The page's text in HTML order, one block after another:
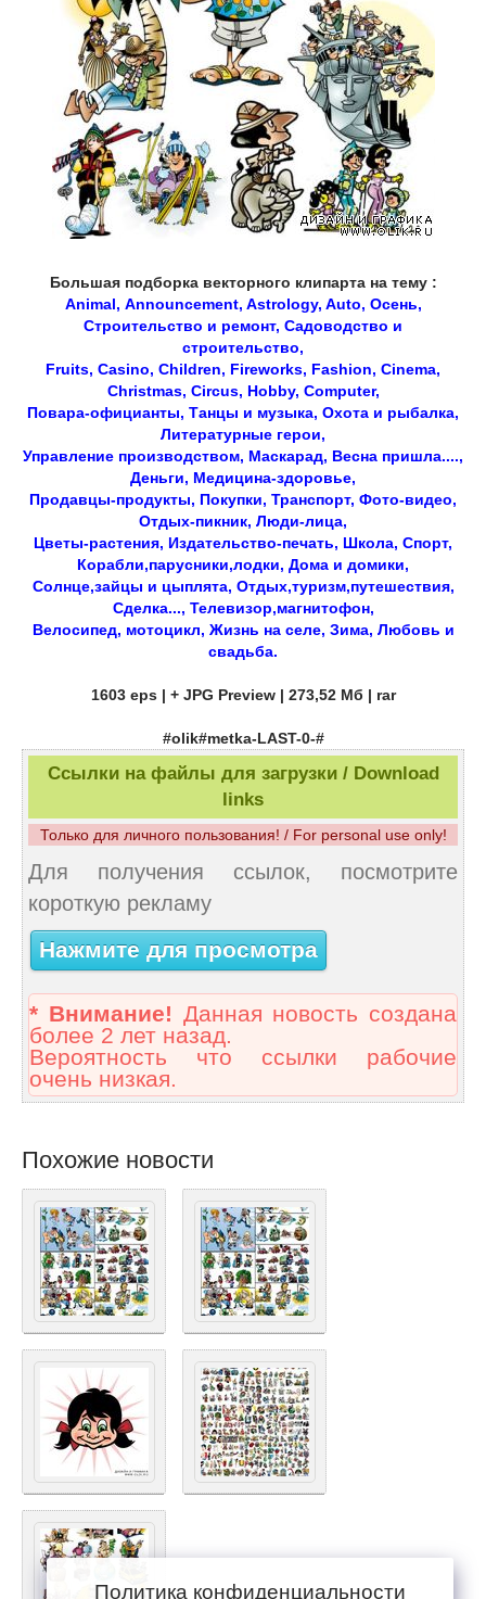
Большая подборка векторного клипарта на тему :
Animal, Аnnouncement, Astrology, Auto, Осень,
Строительство и ремонт, Садоводство и
строительство,
Fruits, Casino, Children, Fireworks, Fashion, Cinema,
Christmas, Circus, Hobby, Computer,
Повара-официанты, Танцы и музыка, Охота и рыбалка,
Литературные герои,
Управление производством, Маскарад, Весна пришла....,
Деньги, Медицина-здоровье,
Продавцы-продукты, Покупки, Транспорт, Фото-видео,
Отдых-пикник, Люди-лица,
Цветы-растения, Издательство-печать, Школа, Спорт,
Корабли,парусники,лодки, Дома и домики,
Солнце,зайцы и цыплята, Отдых,туризм,путешествия,
Сделка..., Телевизор,магнитофон,
Велосипед, мотоцикл, Жизнь на селе, Зима, Любовь и
свадьба.
1603 eps | + JPG Preview | 273,52 Мб | rar
#olik#metka-LAST-0-#
Ссылки на файлы для загрузки / Download
links
Только для личного пользования! / For personal use only!
Для получения ссылок, посмотрите
короткую рекламу
Нажмите для просмотра
* Внимание! Данная новость создана
более 2 лет назад.
Вероятность что ссылки рабочие
очень низкая.
Похожие новости
Политика конфиденциальности